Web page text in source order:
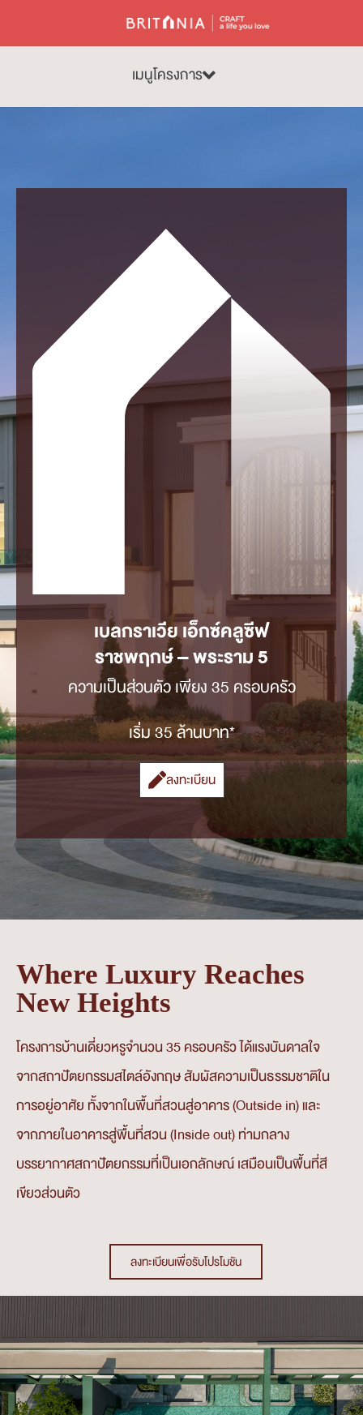
เมนูโครงการ
เบลกราเวีย เอ็กซ์คลูซีฟ
ราชพฤกษ์ – พระราม 5
ความเป็นส่วนตัว เพียง 35 ครอบครัว
เริ่ม 35 ล้านบาท*
ลงทะเบียน
Where Luxury Reaches
New Heights
โครงการบ้านเดี่ยวหรูจำนวน 35 ครอบครัว ได้แรงบันดาลใจ
จากสถาปัตยกรรมสไตล์อังกฤษ สัมผัสความเป็นธรรมชาติใน
การอยู่อาศัย ทั้งจากในพื้นที่สวนสู่อาคาร (Outside in) และ
จากภายในอาคารสู่พื้นที่สวน (Inside out) ท่ามกลาง
บรรยากาศสถาปัตยกรรมที่เป็นเอกลักษณ์ เสมือนเป็นพื้นที่สี
เขียวส่วนตัว
ลงทะเบียนเพื่อรับโปรโมชัน